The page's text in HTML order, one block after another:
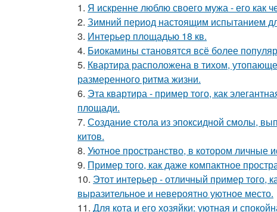
1. Я искренне люблю своего мужа - его как
2. Зимний период настоящим испытанием
3. Интерьер площадью 18 кв.
4. Биокамины становятся всё более
5. Квартира расположена в тихом,
размеренного ритма жизни.
6. Эта квартира - пример того, как
площади.
7. Создание стола из эпоксидной смолы,
китов.
8. Уютное пространство, в котором личные
9. Пример того, как даже компактное
10. Этот интерьер - отличный пример того,
выразительное и невероятно уютное место.
11. Для кота и его хозяйки: уютная и